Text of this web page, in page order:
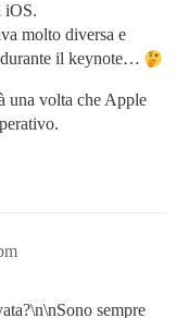
iOS.
molto diversa e
durante il keynote…
una volta che Apple
sempre